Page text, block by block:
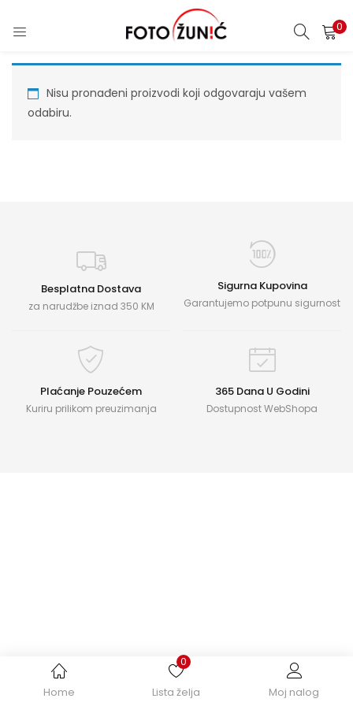
0
Home
0
Lista želja Moj nalog
Nisu pronađeni proizvodi koji odgovaraju vašem
odabiru.
Besplatna Dostava
za narudžbe iznad 350 KM
Sigurna Kupovina
Garantujemo potpunu sigurnost
Plaćanje Pouzećem
Kuriru prilikom preuzimanja
365 Dana U Godini
Dostupnost WebShopa